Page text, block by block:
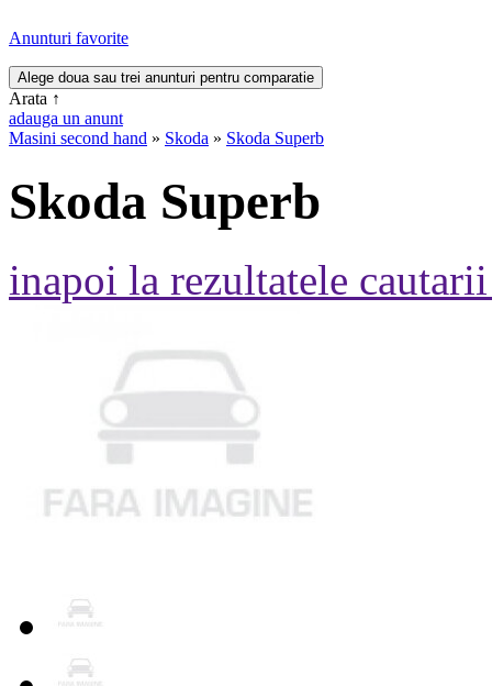
Anunturi favorite
Arata ↑
adauga un anunt
Masini second hand » Skoda » Skoda Superb
Skoda Superb
inapoi la rezultatele